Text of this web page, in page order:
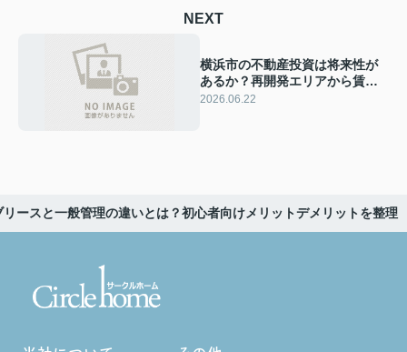
NEXT
横浜市の不動産投資は将来性が
あるか？再開発エリアから賃貸
物件の選び方を解説
2026.06.22
リースと一般管理の違いとは？初心者向けメリットデメリットを整理